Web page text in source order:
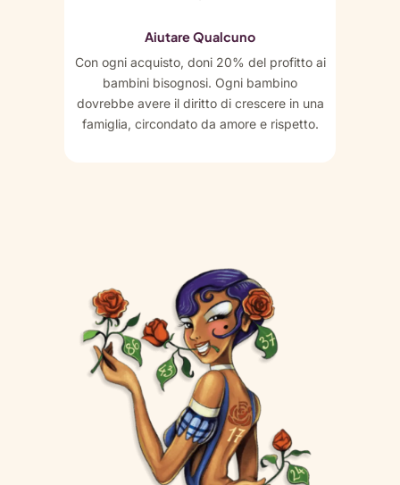
Aiutare Qualcuno
Con ogni acquisto, doni 20% del profitto ai
bambini bisognosi. Ogni bambino
dovrebbe avere il diritto di crescere in una
famiglia, circondato da amore e rispetto.